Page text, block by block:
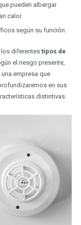
pueden albergar
calor.
según su función.
los diferentes tipos de
el riesgo presente,
empresa que
en sus
distintivas.